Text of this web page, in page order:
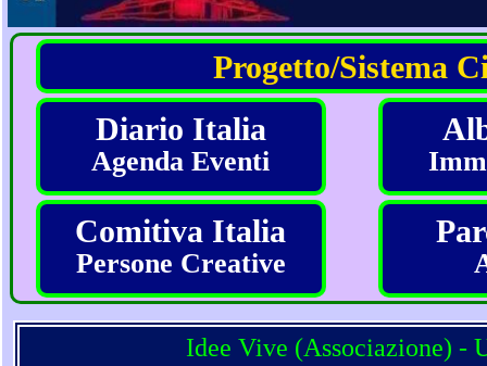
Progetto/Sistema
Diario Italia
Agenda Eventi
Comitiva Italia
Persone Creative
Idee Vive (Associazione) -